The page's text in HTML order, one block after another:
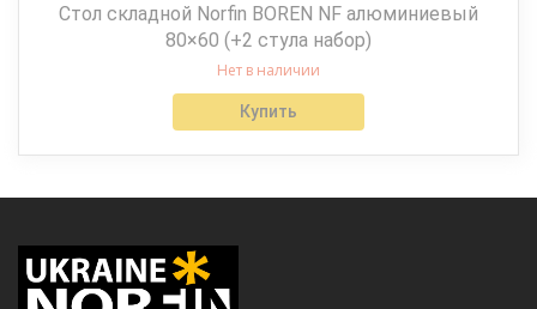
Стол складной Norfin BOREN NF алюминиевый
80×60 (+2 стула набор)
Нет в наличии
Купить